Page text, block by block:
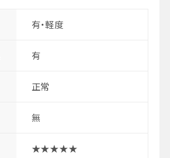
有・軽度
有
正常
無
★★★★★